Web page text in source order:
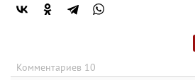
Комментариев 10